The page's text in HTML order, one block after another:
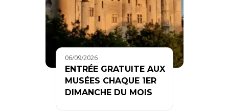
06/09/2026
ENTRÉE GRATUITE AUX
MUSÉES CHAQUE 1ER
DIMANCHE DU MOIS